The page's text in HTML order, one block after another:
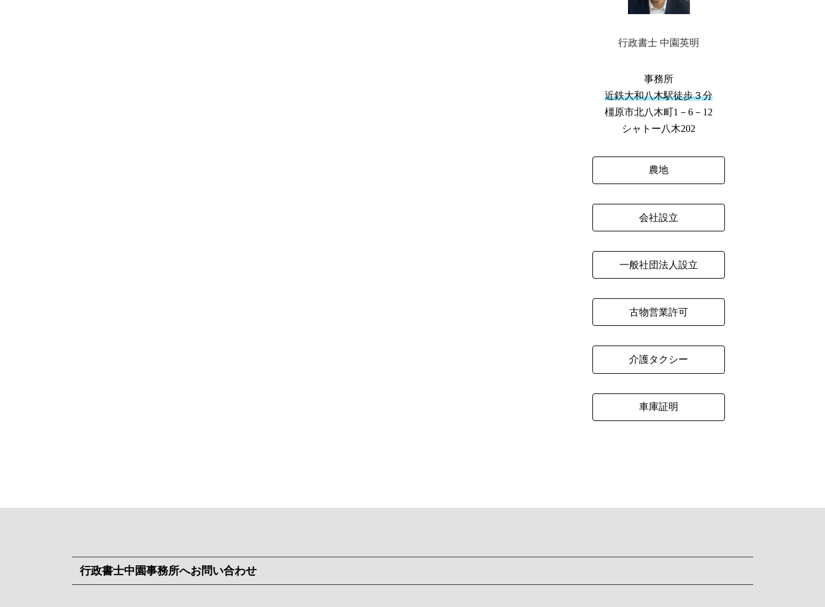
行政書士 中園英明
事務所
近鉄大和八木駅徒歩３分
橿原市北八木町1－6－12
シャトー八木202
農地
会社設立
一般社団法人設立
古物営業許可
介護タクシー
車庫証明
行政書士中園事務所へお問い合わせ